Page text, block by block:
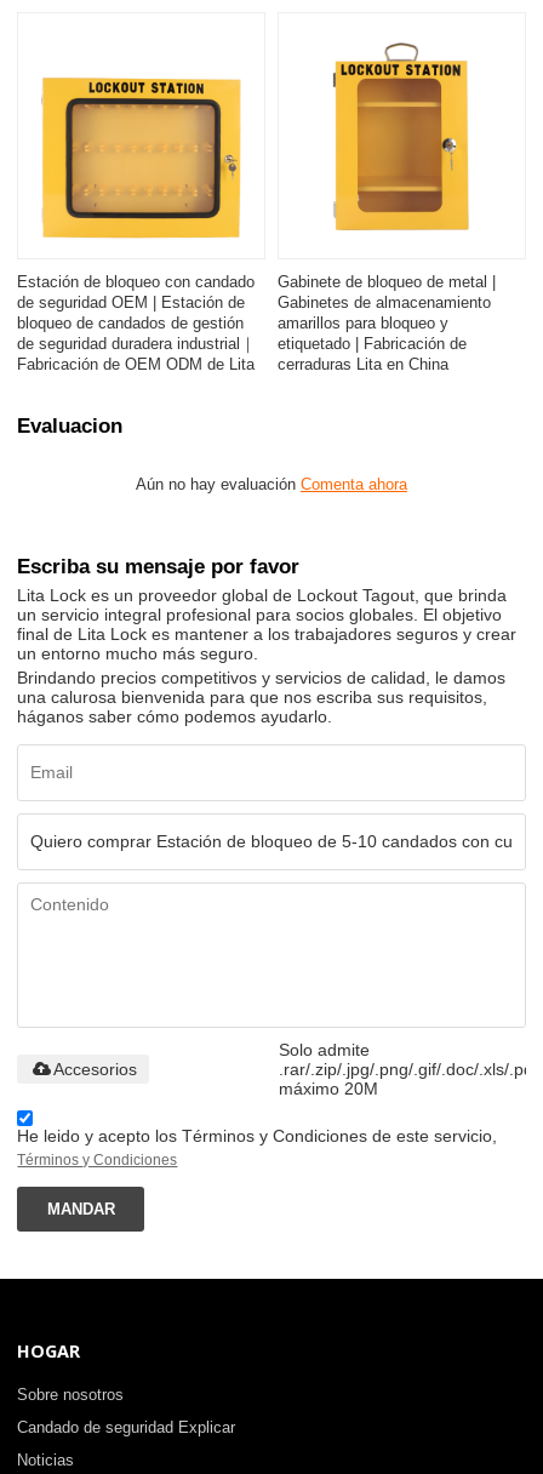
Estación de bloqueo con candado
de seguridad OEM | Estación de
bloqueo de candados de gestión
de seguridad duradera industrial｜
Fabricación de OEM ODM de Lita
Gabinete de bloqueo de metal |
Gabinetes de almacenamiento
amarillos para bloqueo y
etiquetado | Fabricación de
cerraduras Lita en China
Evaluacion
Aún no hay evaluación Comenta ahora
Escriba su mensaje por favor
Lita Lock es un proveedor global de Lockout Tagout, que brinda
un servicio integral profesional para socios globales. El objetivo
final de Lita Lock es mantener a los trabajadores seguros y crear
un entorno mucho más seguro.
Brindando precios competitivos y servicios de calidad, le damos
una calurosa bienvenida para que nos escriba sus requisitos,
háganos saber cómo podemos ayudarlo.
Solo admite
.rar/.zip/.jpg/.png/.gif/.doc/.xls/.pdf,
máximo 20M
Accesorios
He leido y acepto los Términos y Condiciones de este servicio,
Términos y Condiciones
MANDAR
HOGAR
Sobre nosotros
Candado de seguridad Explicar
Noticias